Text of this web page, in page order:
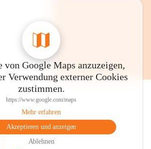
von Google Maps anzuzeigen,
Verwendung externer Cookies
zustimmen.
https://www.google.com/maps
Mehr erfahren
Akzeptieren und anzeigen
Ablehnen